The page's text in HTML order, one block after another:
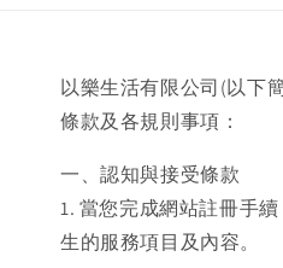
以樂生活有限公司(以下
條款及各規則事項：
一、認知與接受條款
1. 當您完成網站註冊手
生的服務項目及內容。